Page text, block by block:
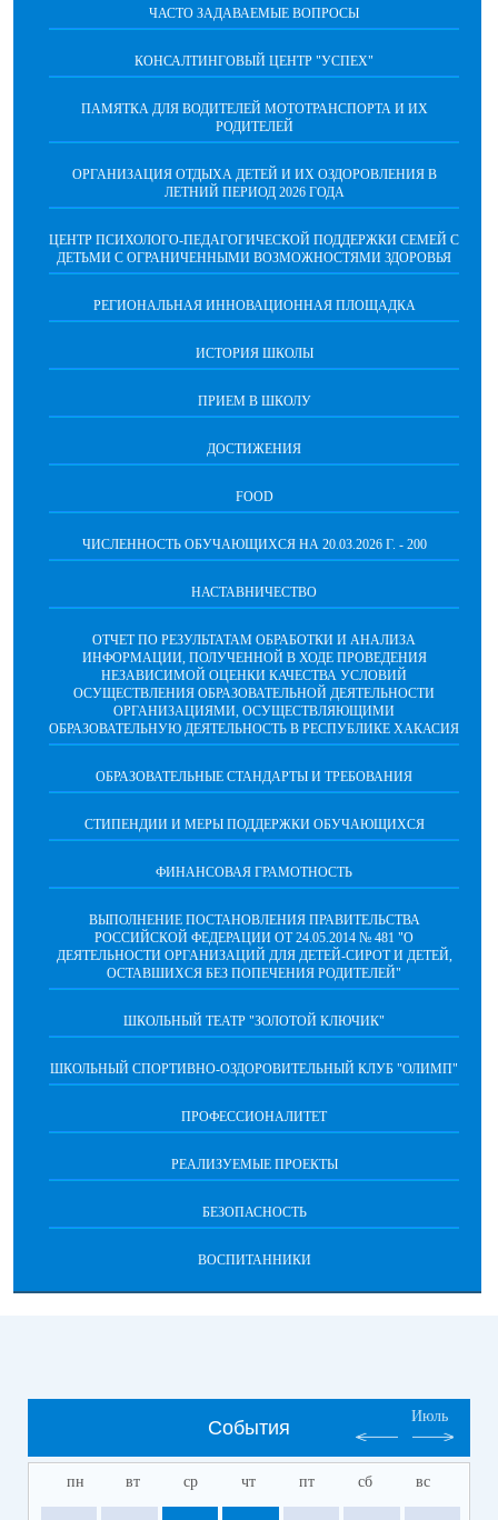
ЧАСТО ЗАДАВАЕМЫЕ ВОПРОСЫ
КОНСАЛТИНГОВЫЙ ЦЕНТР "УСПЕХ"
ПАМЯТКА ДЛЯ ВОДИТЕЛЕЙ МОТОТРАНСПОРТА И ИХ
РОДИТЕЛЕЙ
ОРГАНИЗАЦИЯ ОТДЫХА ДЕТЕЙ И ИХ ОЗДОРОВЛЕНИЯ В
ЛЕТНИЙ ПЕРИОД 2026 ГОДА
ЦЕНТР ПСИХОЛОГО-ПЕДАГОГИЧЕСКОЙ ПОДДЕРЖКИ СЕМЕЙ С
ДЕТЬМИ С ОГРАНИЧЕННЫМИ ВОЗМОЖНОСТЯМИ ЗДОРОВЬЯ
РЕГИОНАЛЬНАЯ ИННОВАЦИОННАЯ ПЛОЩАДКА
ИСТОРИЯ ШКОЛЫ
ПРИЕМ В ШКОЛУ
ДОСТИЖЕНИЯ
FOOD
ЧИСЛЕННОСТЬ ОБУЧАЮЩИХСЯ НА 20.03.2026 Г. - 200
НАСТАВНИЧЕСТВО
ОТЧЕТ ПО РЕЗУЛЬТАТАМ ОБРАБОТКИ И АНАЛИЗА
ИНФОРМАЦИИ, ПОЛУЧЕННОЙ В ХОДЕ ПРОВЕДЕНИЯ
НЕЗАВИСИМОЙ ОЦЕНКИ КАЧЕСТВА УСЛОВИЙ
ОСУЩЕСТВЛЕНИЯ ОБРАЗОВАТЕЛЬНОЙ ДЕЯТЕЛЬНОСТИ
ОРГАНИЗАЦИЯМИ, ОСУЩЕСТВЛЯЮЩИМИ
ОБРАЗОВАТЕЛЬНУЮ ДЕЯТЕЛЬНОСТЬ В РЕСПУБЛИКЕ ХАКАСИЯ
ОБРАЗОВАТЕЛЬНЫЕ СТАНДАРТЫ И ТРЕБОВАНИЯ
СТИПЕНДИИ И МЕРЫ ПОДДЕРЖКИ ОБУЧАЮЩИХСЯ
ФИНАНСОВАЯ ГРАМОТНОСТЬ
ВЫПОЛНЕНИЕ ПОСТАНОВЛЕНИЯ ПРАВИТЕЛЬСТВА
РОССИЙСКОЙ ФЕДЕРАЦИИ ОТ 24.05.2014 № 481 "О
ДЕЯТЕЛЬНОСТИ ОРГАНИЗАЦИЙ ДЛЯ ДЕТЕЙ-СИРОТ И ДЕТЕЙ,
ОСТАВШИХСЯ БЕЗ ПОПЕЧЕНИЯ РОДИТЕЛЕЙ"
ШКОЛЬНЫЙ ТЕАТР "ЗОЛОТОЙ КЛЮЧИК"
ШКОЛЬНЫЙ СПОРТИВНО-ОЗДОРОВИТЕЛЬНЫЙ КЛУБ "ОЛИМП"
ПРОФЕССИОНАЛИТЕТ
РЕАЛИЗУЕМЫЕ ПРОЕКТЫ
БЕЗОПАСНОСТЬ
ВОСПИТАННИКИ
События
Июль
пн вт ср чт пт сб вс